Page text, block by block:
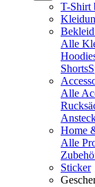
T-Shirt
Alle
Shorts
Alle
Home
Alle
Sticker